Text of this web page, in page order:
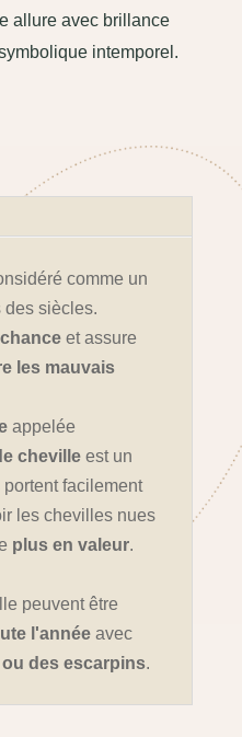
allure avec brillance
intemporel.
comme un
des siècles.
et assure
les mauvais
appelée
chevilleest un
facilement
les chevilles nues
plus en valeur.
peuvent être
l'annéeavec
des escarpins.